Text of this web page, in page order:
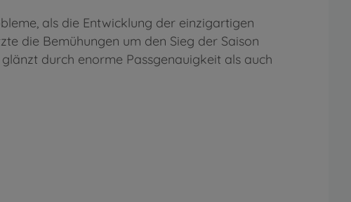
als die Entwicklung der einzigartigen
die Bemühungen um den Sieg der Saison
durch enorme Passgenauigkeit als auch